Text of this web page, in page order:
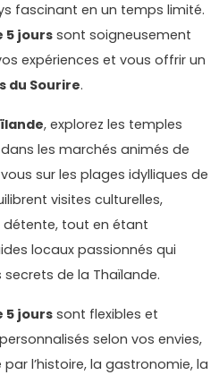
fascinant en un temps limité.
5 jours sont soigneusement
expériences et vous offrir un
du Sourire.
, explorez les temples
les marchés animés de
sur les plages idylliques de
visites culturelles,
tout en étant
locaux passionnés qui
de la Thaïlande.
5 jours sont flexibles et
selon vos envies,
l’histoire, la gastronomie, la